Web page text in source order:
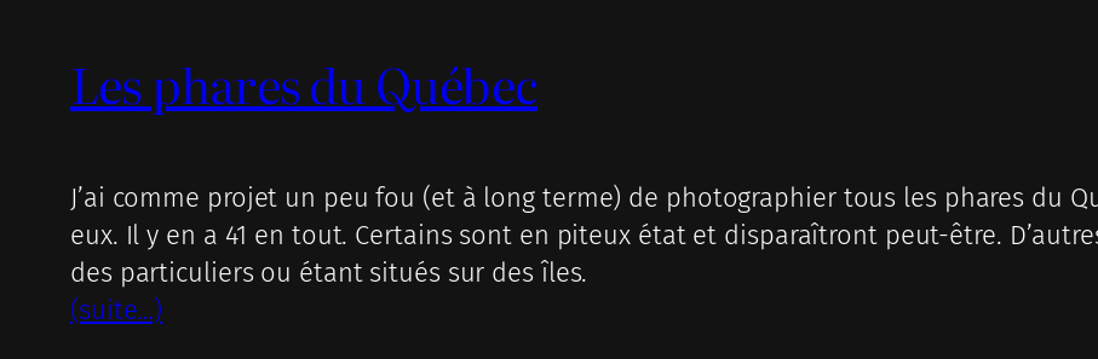
Les phares du Québec
J’ai comme projet un peu fou (et à long terme) de photographier tous les phares du
eux. Il y en a 41 en tout. Certains sont en piteux état et disparaîtront peut-être.
des particuliers ou étant situés sur des îles.
(suite…)